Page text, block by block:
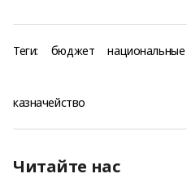
Теги: бюджет
казначейство
Читайте нас